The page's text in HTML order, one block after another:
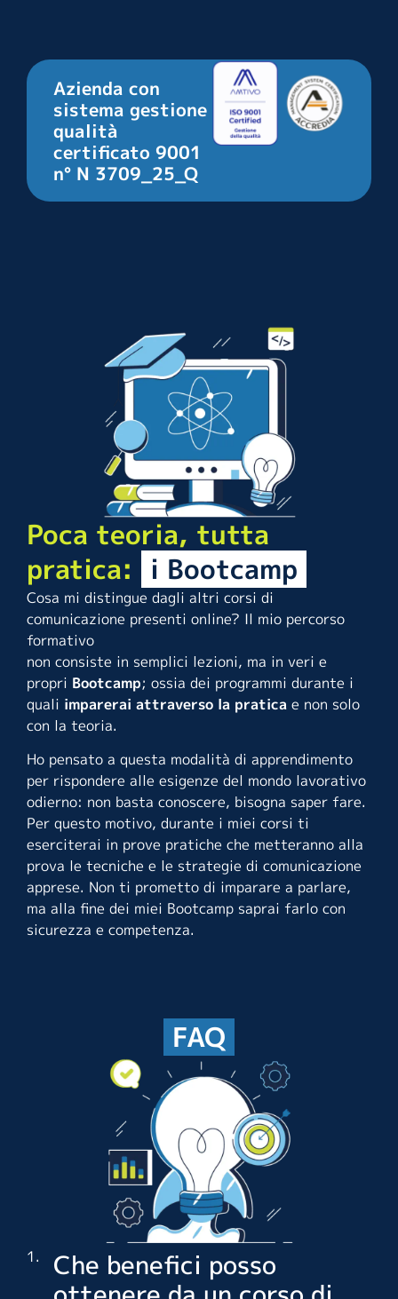
Azienda con
sistema gestione
qualità
certificato 9001
n° N 3709_25_Q
Cosa mi distingue dagli altri corsi di
comunicazione presenti online? Il mio percorso
formativo
non consiste in semplici lezioni, ma in veri e
propri Bootcamp; ossia dei programmi durante i
quali imparerai attraverso la pratica e non solo
con la teoria.
Ho pensato a questa modalità di apprendimento
per rispondere alle esigenze del mondo lavorativo
odierno: non basta conoscere, bisogna saper fare.
Per questo motivo, durante i miei corsi ti
eserciterai in prove pratiche che metteranno alla
prova le tecniche e le strategie di comunicazione
apprese. Non ti prometto di imparare a parlare,
ma alla fine dei miei Bootcamp saprai farlo con
sicurezza e competenza.
Poca teoria, tutta
pratica:
i Bootcamp
FAQ
Che benefici posso